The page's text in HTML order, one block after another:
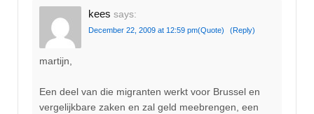
kees says:
December 22, 2009 at 12:59 pm(Quote) (Reply)
martijn,
Een deel van die migranten werkt voor Brussel en
vergelijkbare zaken en zal geld meebrengen, een